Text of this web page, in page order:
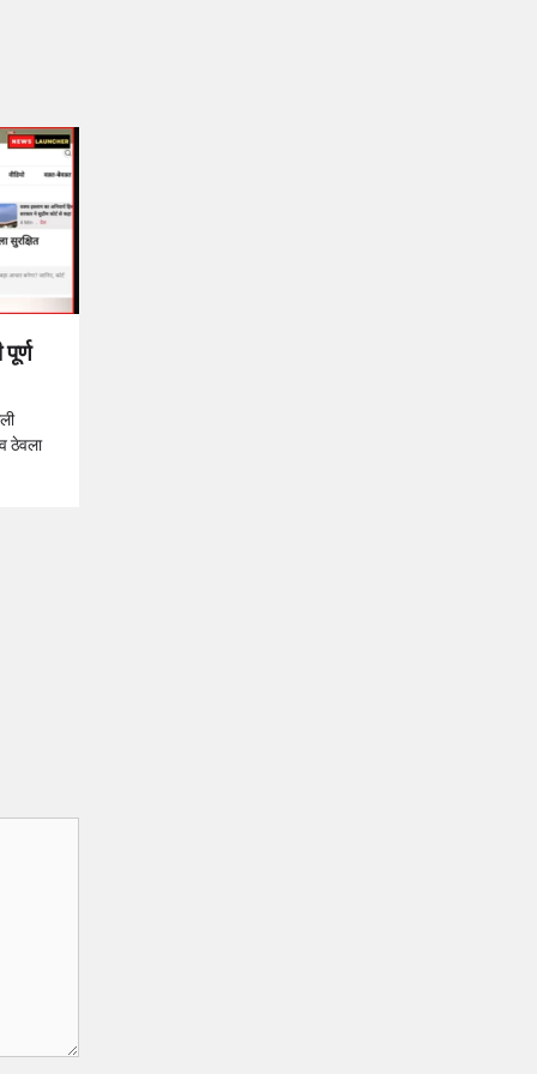
ठेवला